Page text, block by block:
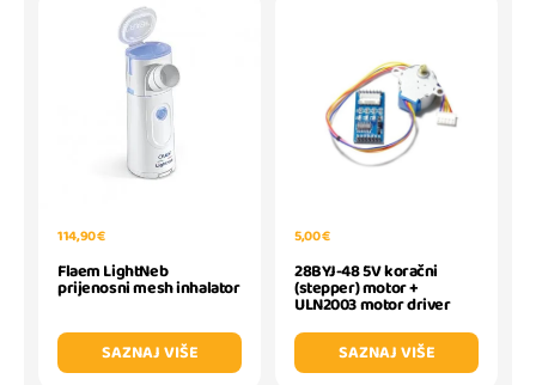
114,90 €
Flaem LightNeb
prijenosni mesh inhalator
SAZNAJ VIŠE
5,00 €
28BYJ-48 5V koračni
(stepper) motor +
ULN2003 motor driver
SAZNAJ VIŠE